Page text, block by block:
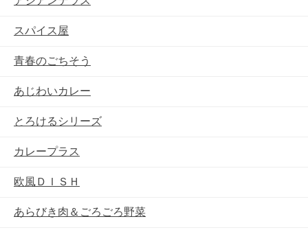
スパイス屋
青春のごちそう
あじわいカレー
とろけるシリーズ
カレープラス
欧風ＤＩＳＨ
あらびき肉＆ごろごろ野菜